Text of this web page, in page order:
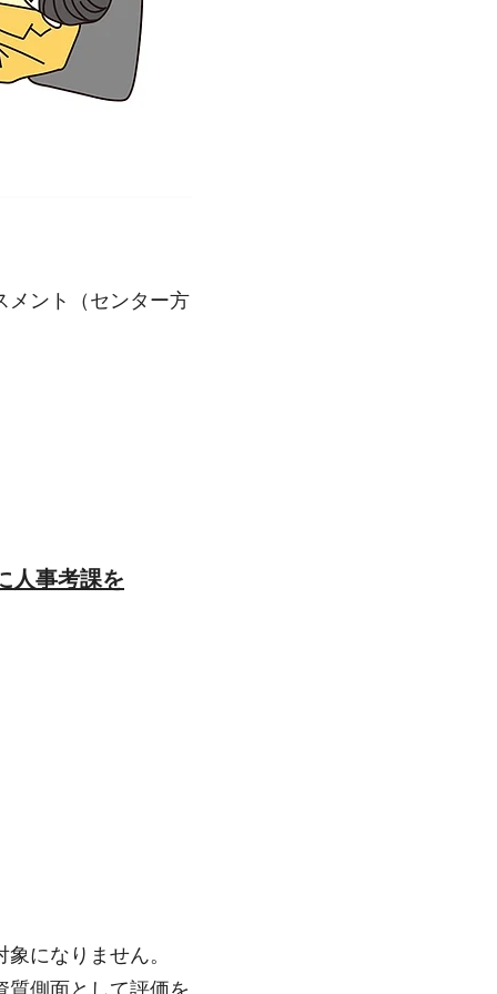
ント（センター方
人事考課を
になりません。
質側面として評価を